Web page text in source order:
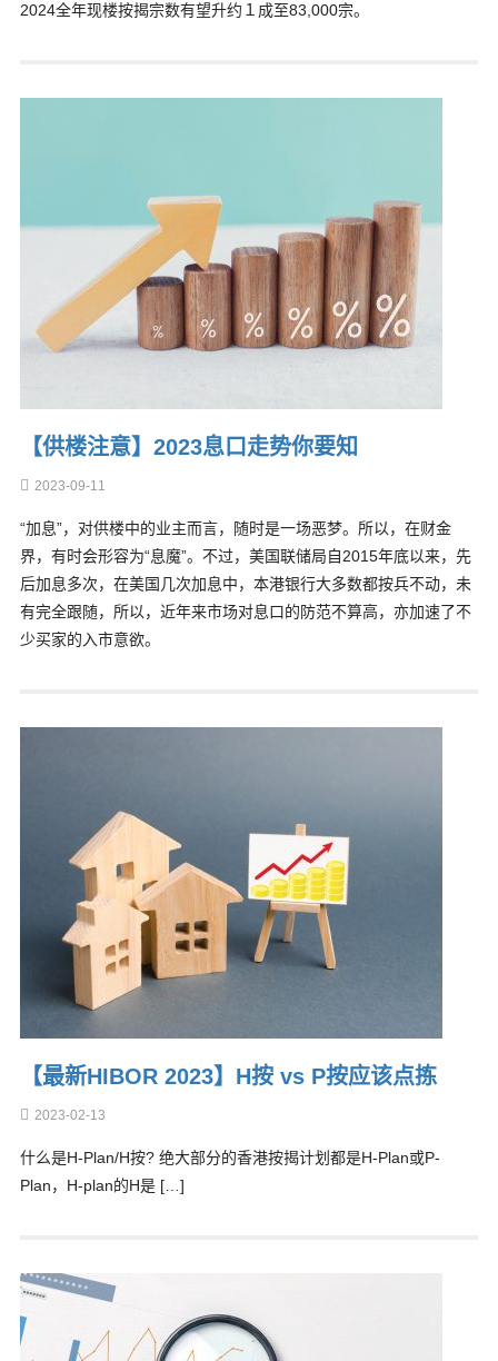
2024全年现楼按揭宗数有望升约１成至83,000宗。
【供楼注意】2023息口走势你要知
2023-09-11
“加息”，对供楼中的业主而言，随时是一场恶梦。所以，在财金
界，有时会形容为“息魔”。不过，美国联储局自2015年底以来，先
后加息多次，在美国几次加息中，本港银行大多数都按兵不动，未
有完全跟随，所以，近年来市场对息口的防范不算高，亦加速了不
少买家的入市意欲。
【最新HIBOR 2023】H按 vs P按应该点拣
2023-02-13
什么是H-Plan/H按? 绝大部分的香港按揭计划都是H-Plan或P-
Plan，H-plan的H是 […]